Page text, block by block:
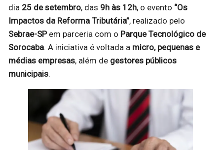
dia 25 de setembro, das 9h às 12h, o evento “Os
Impactos da Reforma Tributária”, realizado pelo
Sebrae-SPem parceria com o Parque Tecnológico de
Sorocaba. A iniciativa é voltada a micro, pequenas e
médias empresas, além de gestores públicos
municipais.